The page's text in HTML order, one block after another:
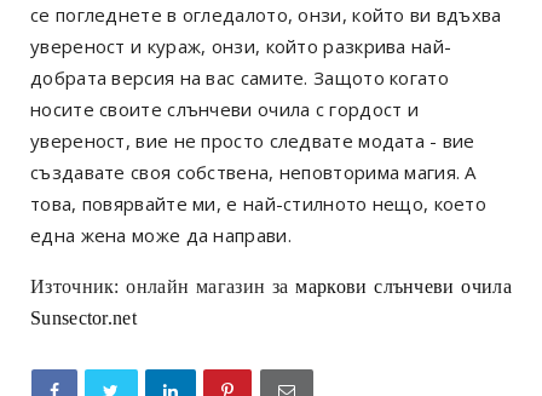
се погледнете в огледалото, онзи, който ви вдъхва
увереност и кураж, онзи, който разкрива най-
добрата версия на вас самите. Защото когато
носите своите слънчеви очила с гордост и
увереност, вие не просто следвате модата - вие
създавате своя собствена, неповторима магия. А
това, повярвайте ми, е най-стилното нещо, което
една жена може да направи.
Източник: онлайн магазин замаркови слънчеви очила
Sunsector.net